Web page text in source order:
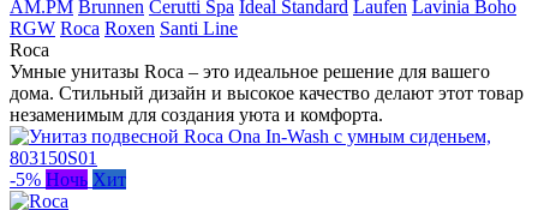
AM.PM Brunnen Cerutti Spa Ideal Standard Laufen Lavinia Boho
RGW Roca Roxen Santi Line
Roca
Умные унитазы Roca – это идеальное решение для вашего
дома. Стильный дизайн и высокое качество делают этот товар
незаменимым для создания уюта и комфорта.
-5% Ночь Хит